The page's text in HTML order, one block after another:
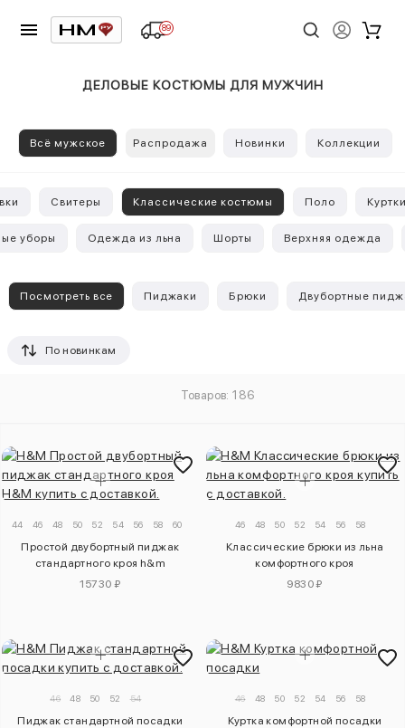
89
ДЕЛОВЫЕ КОСТЮМЫ ДЛЯ МУЖЧИН
Всё мужское Распродажа Новинки Коллекции
Свитеры Классические костюмы Поло
уборы Одежда из льна Шорты Верхняя одежда
Посмотреть все Пиджаки Брюки Двубортные
По новинкам
Товаров: 186
44 46 48 50 52 54 56 58 60
Простой двубортный пиджак
стандартного кроя h&m
15730 ₽
46 48 50 52 54 56 58
Классические брюки из льна
комфортного кроя
9830 ₽
46 48 50 52 54
Пиджак стандартной посадки
46 48 50 52 54 56 58
Куртка комфортной посадки